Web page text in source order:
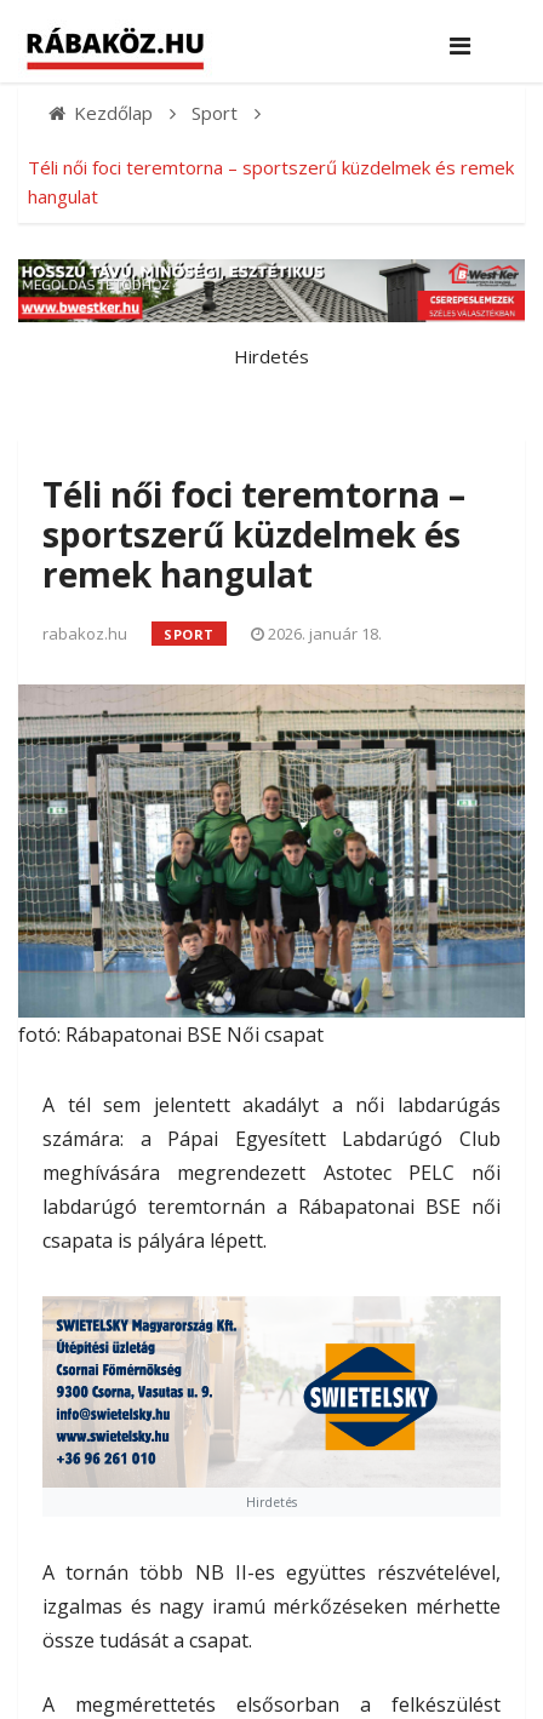
Kezdőlap Sport
Téli női foci teremtorna – sportszerű küzdelmek és remek
hangulat
Hirdetés
Téli női foci teremtorna –
sportszerű küzdelmek és
remek hangulat
rabakoz.hu SPORT 2026. január 18.
fotó: Rábapatonai BSE Női csapat
A tél sem jelentett akadályt a női labdarúgás
számára: a Pápai Egyesített Labdarúgó Club
meghívására megrendezett Astotec PELC női
labdarúgó teremtornán a Rábapatonai BSE női
csapata is pályára lépett.
Hirdetés
A tornán több NB II-es együttes részvételével,
izgalmas és nagy iramú mérkőzéseken mérhette
össze tudását a csapat.
A megmérettetés elsősorban a felkészülést